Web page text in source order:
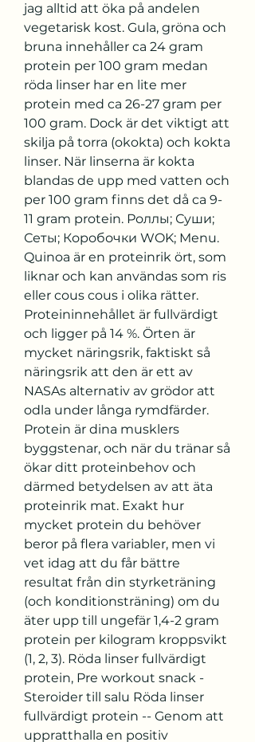
jag alltid att öka på andelen
vegetarisk kost. Gula, gröna och
bruna innehåller ca 24 gram
protein per 100 gram medan
röda linser har en lite mer
protein med ca 26-27 gram per
100 gram. Dock är det viktigt att
skilja på torra (okokta) och kokta
linser. När linserna är kokta
blandas de upp med vatten och
per 100 gram finns det då ca 9-
11 gram protein. Роллы; Суши;
Сеты; Коробочки WOK; Menu.
Quinoa är en proteinrik ört, som
liknar och kan användas som ris
eller cous cous i olika rätter.
Proteininnehållet är fullvärdigt
och ligger på 14 %. Örten är
mycket näringsrik, faktiskt så
näringsrik att den är ett av
NASAs alternativ av grödor att
odla under långa rymdfärder.
Protein är dina musklers
byggstenar, och när du tränar så
ökar ditt proteinbehov och
därmed betydelsen av att äta
proteinrik mat. Exakt hur
mycket protein du behöver
beror på flera variabler, men vi
vet idag att du får bättre
resultat från din styrketräning
(och konditionsträning) om du
äter upp till ungefär 1,4-2 gram
protein per kilogram kroppsvikt
(1, 2, 3). Röda linser fullvärdigt
protein, Pre workout snack -
Steroider till salu Röda linser
fullvärdigt protein -- Genom att
uppratthalla en positiv